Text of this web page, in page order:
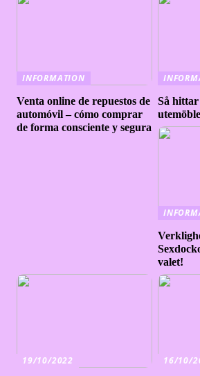
INFORMATION
Venta online de repuestos de
automóvil – cómo comprar
de forma consciente y segura
Så
valet!
19/10/2022
16/10/